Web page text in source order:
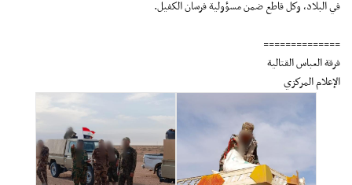
في البلاد، وكل قاطع ضمن مسؤولية فرسان الكفيل.
==============
فرقة العباس القتالية
الإعلام المركزي